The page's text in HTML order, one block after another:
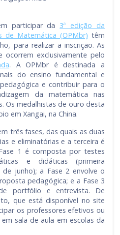
participar da 3ª edição da
de Matemática (OPMbr) têm
para realizar a inscrição. As
ocorrem exclusivamente pelo
. A OPMbr é destinada a
do ensino fundamental e
e contribuir para o
da matemática nas
Os medalhistas de ouro desta
em Xangai, na China.
três fases, das quais as duas
e eliminatórias e a terceira é
1 é composta por testes
e didáticas (primeira
junho); a Fase 2 envolve o
pedagógica; e a Fase 3
portfólio e entrevista. De
que está disponível no site
os professores efetivos ou
sala de aula em escolas da